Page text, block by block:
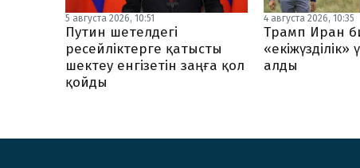
5 августа 2026, 10:51
Путин шетелдегі
ресейліктерге қатысты
шектеу енгізетін заңға қол
қойды
4 августа 2026, 10:35
Трамп Иран
алды